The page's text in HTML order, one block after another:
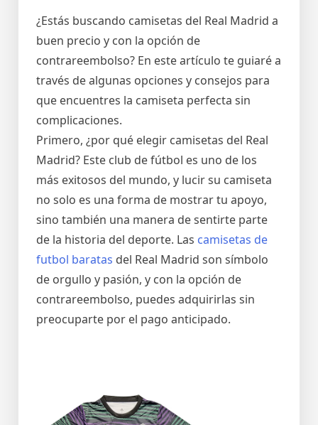
¿Estás buscando camisetas del Real Madrid a
buen precio y con la opción de
contrareembolso? En este artículo te guiaré a
través de algunas opciones y consejos para
que encuentres la camiseta perfecta sin
complicaciones.
Primero, ¿por qué elegir camisetas del Real
Madrid? Este club de fútbol es uno de los
más exitosos del mundo, y lucir su camiseta
no solo es una forma de mostrar tu apoyo,
sino también una manera de sentirte parte
de la historia del deporte. Las camisetas de
futbol baratas del Real Madrid son símbolo
de orgullo y pasión, y con la opción de
contrareembolso, puedes adquirirlas sin
preocuparte por el pago anticipado.